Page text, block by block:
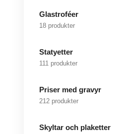
Glastroféer
18 produkter
Statyetter
111 produkter
Priser med gravyr
212 produkter
Skyltar och plaketter